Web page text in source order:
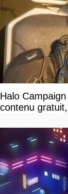
Halo
contenu